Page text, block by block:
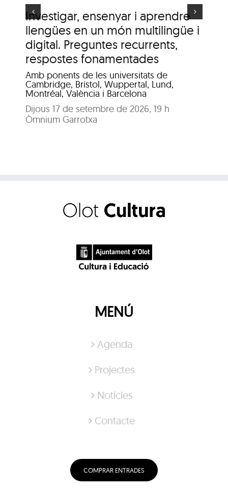
Investigar, ensenyar i aprendre
llengües en un món multilingüe i
digital. Preguntes recurrents,
respostes fonamentades
Amb ponents de les universitats de
Cambridge, Bristol, Wuppertal, Lund,
Montréal, València i Barcelona
Dijous 17 de setembre de 2026, 19 h
Òmnium Garrotxa
MENÚ
Agenda
Projectes
Notícies
Contacte
COMPRAR ENTRADES